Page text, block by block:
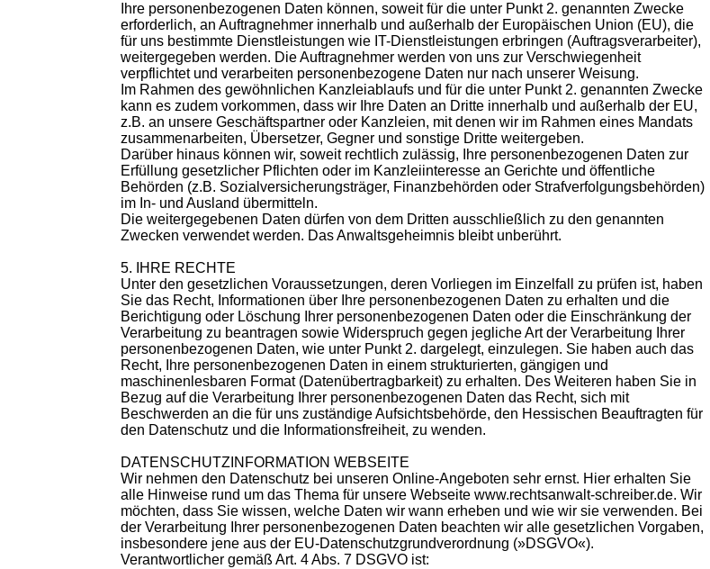
Ihre personenbezogenen Daten können, soweit für die unter Punkt 2. genannten Zwecke
erforderlich, an Auftragnehmer innerhalb und außerhalb der Europäischen Union (EU), die
für uns bestimmte Dienstleistungen wie IT-Dienstleistungen erbringen (Auftragsverarbeiter),
weitergegeben werden. Die Auftragnehmer werden von uns zur Verschwiegenheit
verpflichtet und verarbeiten personenbezogene Daten nur nach unserer Weisung.
Im Rahmen des gewöhnlichen Kanzleiablaufs und für die unter Punkt 2. genannten Zwecke
kann es zudem vorkommen, dass wir Ihre Daten an Dritte innerhalb und außerhalb der EU,
z.B. an unsere Geschäftspartner oder Kanzleien, mit denen wir im Rahmen eines Mandats
zusammenarbeiten, Übersetzer, Gegner und sonstige Dritte weitergeben.
Darüber hinaus können wir, soweit rechtlich zulässig, Ihre personenbezogenen Daten zur
Erfüllung gesetzlicher Pflichten oder im Kanzleiinteresse an Gerichte und öffentliche
Behörden (z.B. Sozialversicherungsträger, Finanzbehörden oder Strafverfolgungsbehörden)
im In- und Ausland übermitteln.
Die weitergegebenen Daten dürfen von dem Dritten ausschließlich zu den genannten
Zwecken verwendet werden. Das Anwaltsgeheimnis bleibt unberührt.
5. IHRE RECHTE
Unter den gesetzlichen Voraussetzungen, deren Vorliegen im Einzelfall zu prüfen ist, haben
Sie das Recht, Informationen über Ihre personenbezogenen Daten zu erhalten und die
Berichtigung oder Löschung Ihrer personenbezogenen Daten oder die Einschränkung der
Verarbeitung zu beantragen sowie Widerspruch gegen jegliche Art der Verarbeitung Ihrer
personenbezogenen Daten, wie unter Punkt 2. dargelegt, einzulegen. Sie haben auch das
Recht, Ihre personenbezogenen Daten in einem strukturierten, gängigen und
maschinenlesbaren Format (Datenübertragbarkeit) zu erhalten. Des Weiteren haben Sie in
Bezug auf die Verarbeitung Ihrer personenbezogenen Daten das Recht, sich mit
Beschwerden an die für uns zuständige Aufsichtsbehörde, den Hessischen Beauftragten für
den Datenschutz und die Informationsfreiheit, zu wenden.
DATENSCHUTZINFORMATION WEBSEITE
Wir nehmen den Datenschutz bei unseren Online-Angeboten sehr ernst. Hier erhalten Sie
alle Hinweise rund um das Thema für unsere Webseite www.rechtsanwalt-schreiber.de. Wir
möchten, dass Sie wissen, welche Daten wir wann erheben und wie wir sie verwenden. Bei
der Verarbeitung Ihrer personenbezogenen Daten beachten wir alle gesetzlichen Vorgaben,
insbesondere jene aus der EU-Datenschutzgrundverordnung (»DSGVO«).
Verantwortlicher gemäß Art. 4 Abs. 7 DSGVO ist: